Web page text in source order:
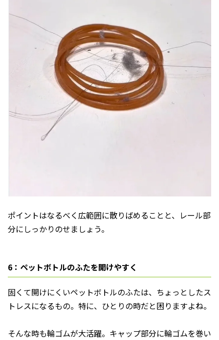
ポイントはなるべく広範囲に散りばめることと、レール部
分にしっかりのせましょう。
6：ペットボトルのふたを開けやすく
固くて開けにくいペットボトルのふたは、ちょっとしたス
トレスになるもの。特に、ひとりの時だと困りますよね。
そんな時も輪ゴムが大活躍。キャップ部分に輪ゴムを巻い